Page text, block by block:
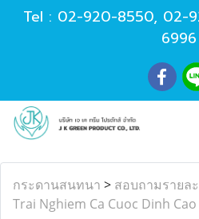
Tel : 02-920-8550, 02-
6996
กระดานสนทนา > สอบถามรายล
Trai Nghiem Ca Cuoc Dinh